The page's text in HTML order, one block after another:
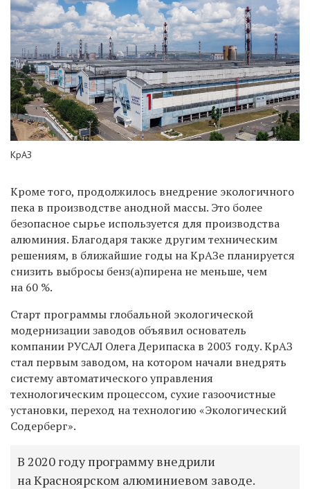
КрАЗ
Кроме того, продолжилось внедрение экологичного
пека в производстве анодной массы. Это более
безопасное сырье используется для производства
алюминия. Благодаря также другим техническим
решениям, в ближайшие годы на КрАЗе планируется
снизить выбросы бенз(а)пирена не меньше, чем
на 60 %.
Старт программы глобальной экологической
модернизации заводов объявил основатель
компании РУСАЛ Олега Дерипаска в 2003 году. КрАЗ
стал первым заводом, на котором начали внедрять
систему автоматического управления
технологическим процессом, сухие газоочистные
установки, переход на технологию «Экологический
Содерберг».
В 2020 году программу внедрили
на Красноярском алюминиевом заводе.